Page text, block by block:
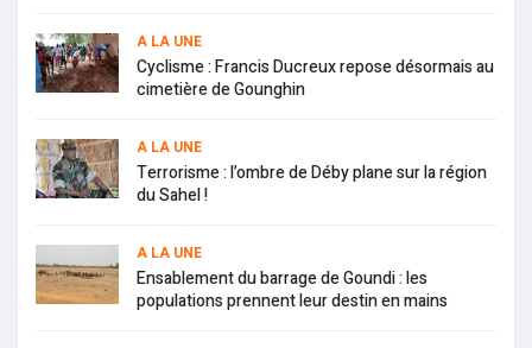
A LA UNE
Cyclisme : Francis Ducreux repose désormais au
cimetière de Gounghin
A LA UNE
Terrorisme : l’ombre de Déby plane sur la région
du Sahel !
A LA UNE
Ensablement du barrage de Goundi : les
populations prennent leur destin en mains